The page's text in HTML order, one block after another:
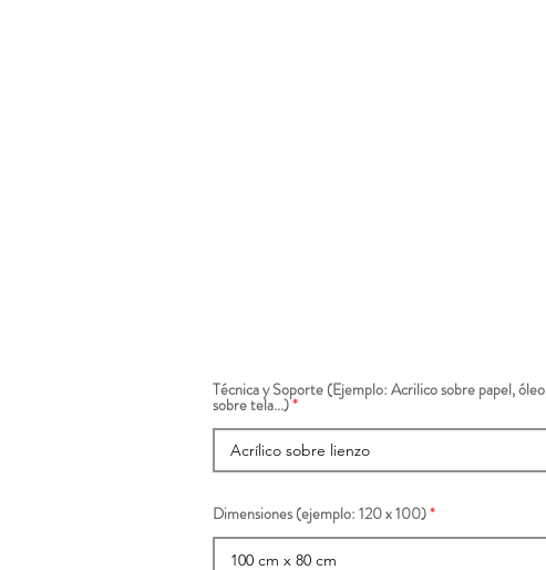
Técnica y Soporte (Ejemplo: Acrilico sobre papel, óleo
sobre tela...)
Dimensiones (ejemplo: 120 x 100)